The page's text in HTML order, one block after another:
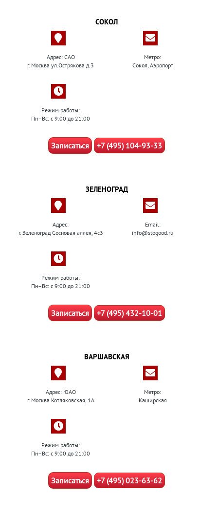
СОКОЛ
Адрес: САО
г. Москва ул.Острякова д.3
Метро:
Сокол, Аэропорт
Режим работы:
Пн–Вс: с 9:00 до 21:00
Записаться +7 (495) 104-93-33
ЗЕЛЕНОГРАД
Адрес:
г. Зеленоград Сосновая аллея, 4с3
Email:
info@stogood.ru
Режим работы:
Пн–Вс: с 9:00 до 21:00
Записаться +7 (495) 432-10-01
ВАРШАВСКАЯ
Адрес: ЮАО
г. Москва Котляковская, 1А
Метро:
Каширская
Режим работы:
Пн–Вс: с 9:00 до 21:00
Записаться +7 (495) 023-63-62